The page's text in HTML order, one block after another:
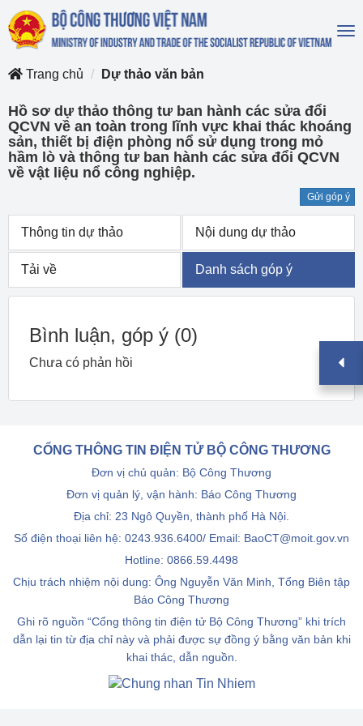
Trang chủ
Dự thảo văn bản
Hồ sơ dự thảo thông tư ban hành các sửa đổi
QCVN về an toàn trong lĩnh vực khai thác khoáng
sản, thiết bị điện phòng nổ sử dụng trong mỏ
hầm lò và thông tư ban hành các sửa đổi QCVN
về vật liệu nổ công nghiệp.
Thông tin dự thảo Nội dung dự thảo
Tải về Danh sách góp ý
Bình luận, góp ý (0)
Chưa có phản hồi
Gửi góp ý
CỔNG THÔNG TIN ĐIỆN TỬ BỘ CÔNG THƯƠNG
Đơn vị chủ quản: Bộ Công Thương
Đơn vị quản lý, vận hành: Báo Công Thương
Địa chỉ: 23 Ngô Quyền, thành phố Hà Nội.
Số điện thoại liên hệ: 0243.936.6400/ Email: BaoCT@moit.gov.vn
Hotline: 0866.59.4498
Chịu trách nhiệm nội dung: Ông Nguyễn Văn Minh, Tổng Biên tập
Báo Công Thương
Ghi rõ nguồn “Cổng thông tin điện tử Bộ Công Thương” khi trích
dẫn lại tin từ địa chỉ này và phải được sự đồng ý bằng văn bản khi
khai thác, dẫn nguồn.